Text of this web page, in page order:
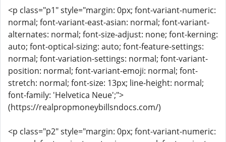
<p class="p1" style="margin: 0px; font-variant-numeric:
normal; font-variant-east-asian: normal; font-variant-
alternates: normal; font-size-adjust: none; font-kerning:
auto; font-optical-sizing: auto; font-feature-settings:
normal; font-variation-settings: normal; font-variant-
position: normal; font-variant-emoji: normal; font-
stretch: normal; font-size: 13px; line-height: normal;
font-family: 'Helvetica Neue';">
(https://realpropmoneybillsndocs.com/)
<p class="p2" style="margin: 0px; font-variant-numeric: